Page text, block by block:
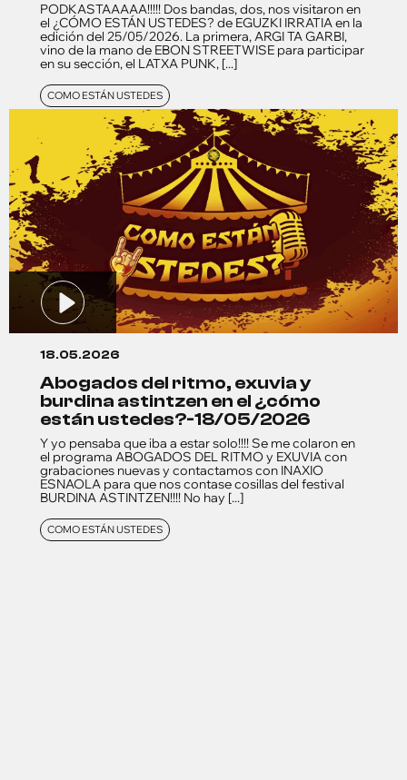
PODKASTAAAAA!!!!! Dos bandas, dos, nos visitaron en
el ¿CÓMO ESTÁN USTEDES? de EGUZKI IRRATIA en la
edición del 25/05/2026. La primera, ARGI TA GARBI,
vino de la mano de EBON STREETWISE para participar
en su sección, el LATXA PUNK, [...]
COMO ESTÁN USTEDES
18.05.2026
abogados del ritmo, exuvia y
burdina astintzen en el ¿cómo
están ustedes?-18/05/2026
Y yo pensaba que iba a estar solo!!!! Se me colaron en
el programa ABOGADOS DEL RITMO y EXUVIA con
grabaciones nuevas y contactamos con INAXIO
ESNAOLA para que nos contase cosillas del festival
BURDINA ASTINTZEN!!!! No hay [...]
COMO ESTÁN USTEDES